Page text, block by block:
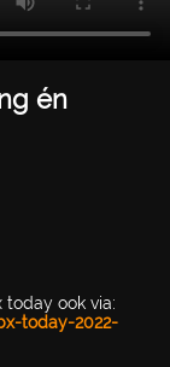
én
today ook via:
today-2022-